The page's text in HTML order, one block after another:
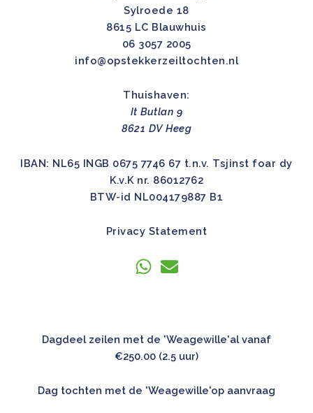
Sylroede 18
8615 LC Blauwhuis
06 3057 2005
info@opstekkerzeiltochten.nl
Thuishaven:
It Butlan 9
8621 DV Heeg
IBAN: NL65 INGB 0675 7746 67 t.n.v. Tsjinst foar dy
K.v.K nr. 86012762
BTW-id NL004179887 B1
Privacy Statement
Dagdeel zeilen met de 'Weagewille'al vanaf
€250.00 (2.5 uur)
Dag tochten met de 'Weagewille'op aanvraag